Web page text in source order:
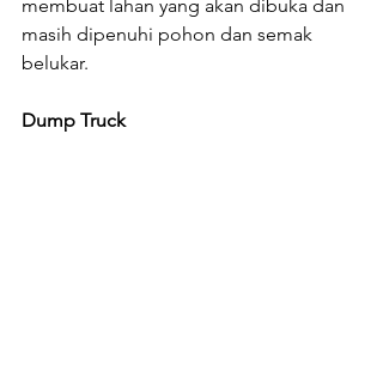
membuat lahan yang akan dibuka dan
masih dipenuhi pohon dan semak
belukar.
Dump Truck